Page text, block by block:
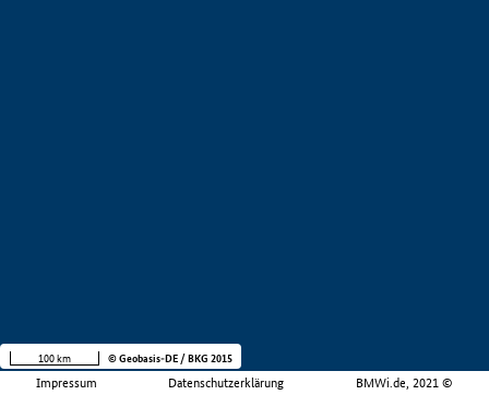
Impressum Datenschutzerklärung BMWi.de, 2021 ©
100 km © Geobasis-DE / BKG 2015